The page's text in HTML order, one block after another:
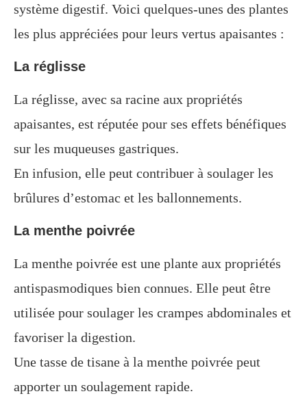
système digestif. Voici quelques-unes des plantes
les plus appréciées pour leurs vertus apaisantes :
La réglisse
La réglisse, avec sa racine aux propriétés
apaisantes, est réputée pour ses effets bénéfiques
sur les muqueuses gastriques.
En infusion, elle peut contribuer à soulager les
brûlures d’estomac et les ballonnements.
La menthe poivrée
La menthe poivrée est une plante aux propriétés
antispasmodiques bien connues. Elle peut être
utilisée pour soulager les crampes abdominales et
favoriser la digestion.
Une tasse de tisane à la menthe poivrée peut
apporter un soulagement rapide.